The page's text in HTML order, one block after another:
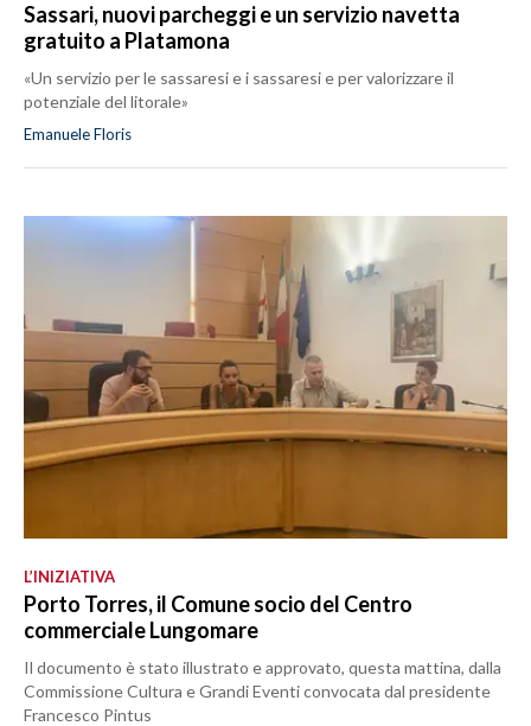
Sassari, nuovi parcheggi e un servizio navetta
gratuito a Platamona
«Un servizio per le sassaresi e i sassaresi e per valorizzare il
potenziale del litorale»
Emanuele Floris
L’INIZIATIVA
Porto Torres, il Comune socio del Centro
commerciale Lungomare
Il documento è stato illustrato e approvato, questa mattina, dalla
Commissione Cultura e Grandi Eventi convocata dal presidente
Francesco Pintus